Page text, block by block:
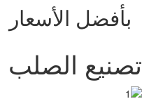
بأفضل الأسعار
الصلب